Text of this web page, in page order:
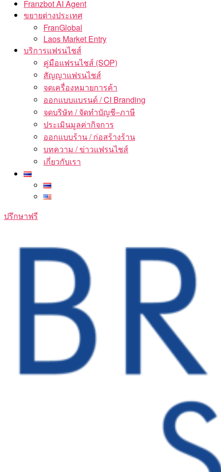
Franzbot AI Agent
ขยายต่างประเทศ
FranGlobal
Laos Market Entry
บริการแฟรนไชส์
คู่มือแฟรนไชส์ (SOP)
สัญญาแฟรนไชส์
จดเครื่องหมายการค้า
ออกแบบแบรนด์ / CI Branding
จดบริษัท / จัดทำบัญชี–ภาษี
ประเมินมูลค่ากิจการ
ออกแบบร้าน / ก่อสร้างร้าน
บทความ / ข่าวแฟรนไชส์
เกี่ยวกับเรา
ปรึกษาฟรี